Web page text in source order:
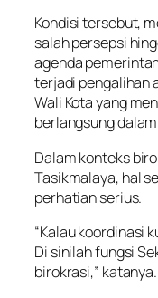
Kondisi tersebut,
salah persepsi
agenda
terjadi pengalihan
Wali Kota yang
berlangsung
Dalam konteks
Tasikmalaya, hal
perhatian serius.
“Kalau koordinasi
Di sinilah fungsi
birokrasi,” katanya.